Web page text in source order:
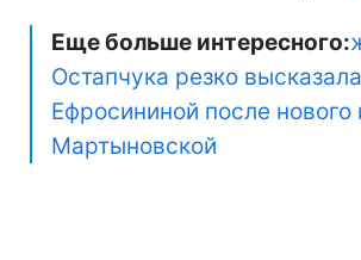
Еще больше интересного:
Остапчука резко
Ефросининой после нового
Мартыновской